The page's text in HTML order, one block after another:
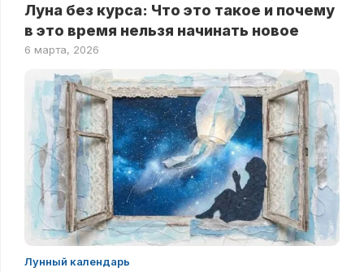
Луна без курса: Что это такое и почему
в это время нельзя начинать новое
6 марта, 2026
Лунный календарь